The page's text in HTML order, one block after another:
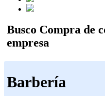
Busco Compra de
empresa
Barbería